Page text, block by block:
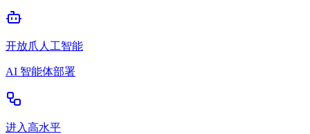
开放爪人工智能
AI 智能体部署
进入高水平